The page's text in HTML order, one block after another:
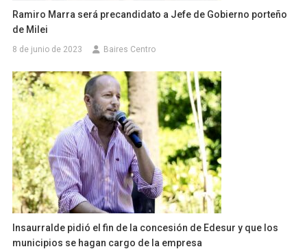
Ramiro Marra será precandidato a Jefe de Gobierno porteño
de Milei
8 de junio de 2023 Baires Centro
Insaurralde pidió el fin de la concesión de Edesur y que los
municipios se hagan cargo de la empresa